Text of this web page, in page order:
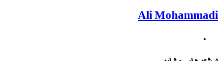
Ali Mohammadi